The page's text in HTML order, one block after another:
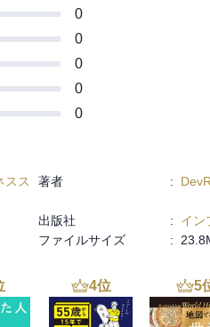
な簡単なマニュアルではありませ
0
0
0
0
0
スス
著者 :
出版社 :
イン
ファイルサイズ :
4位 5